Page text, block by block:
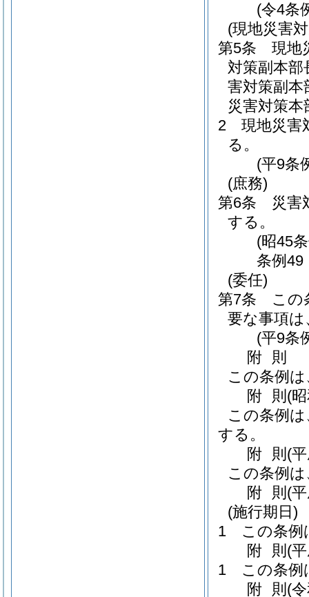
(令4条
(現地災害
第5条
現地
対策副本
害対策副
災害対策
2
現地災害
る。
(平9条
(庶務)
第6条
災害
する。
(昭45
条例49
(委任)
第7条
この
要な事項
(平9条
附 則
この条例
附 則 (
この条例
する。
附 則 (
この条例
附 則 (
(施行期日)
1
この条例
附 則 (
1
この条例
附 則 (